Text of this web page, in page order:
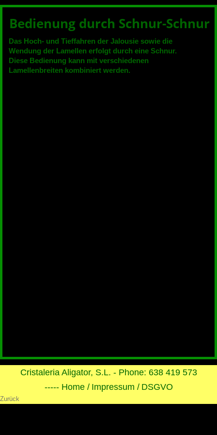
Bedienung durch Schnur-Schnur
Das Hoch- und Tieffahren der Jalousie sowie die
Wendung der Lamellen erfolgt durch eine Schnur.
Diese Bedienung kann mit verschiedenen
Lamellenbreiten kombiniert werden.
Cristaleria Aligator, S.L. - Phone: 638 419 573
----- Home / Impressum / DSGVO
Zurück